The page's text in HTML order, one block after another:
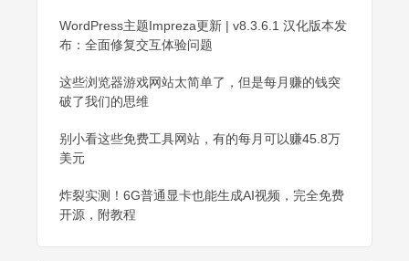
WordPress主题Impreza更新 | v8.3.6.1 汉化版本发
布：全面修复交互体验问题
这些浏览器游戏网站太简单了，但是每月赚的钱突
破了我们的思维
别小看这些免费工具网站，有的每月可以赚45.8万
美元
炸裂实测！6G普通显卡也能生成AI视频，完全免费
开源，附教程